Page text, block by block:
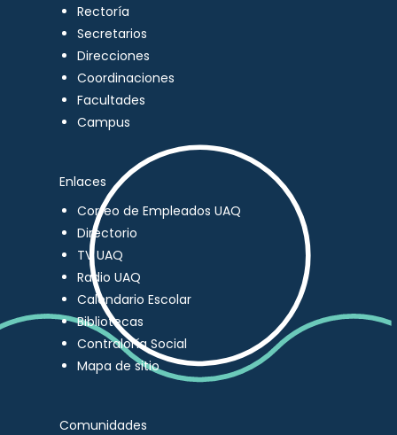
Rectoría
Secretarios
Direcciones
Coordinaciones
Facultades
Campus
Enlaces
Correo de Empleados UAQ
Directorio
TV UAQ
Radio UAQ
Calendario Escolar
Bibliotecas
Contraloría Social
Mapa de sitio
Comunidades